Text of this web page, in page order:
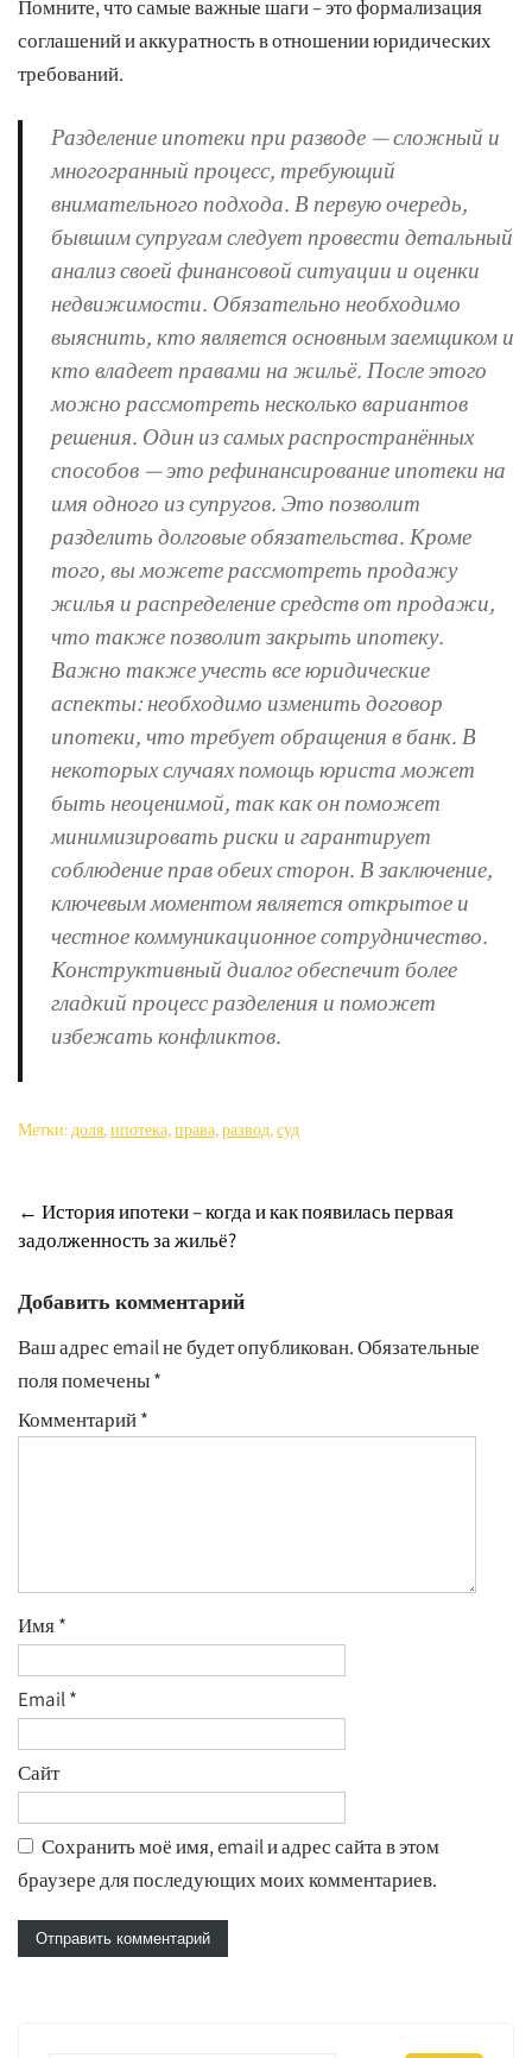
Помните, что самые важные шаги – это формализация
соглашений и аккуратность в отношении юридических
требований.
Разделение ипотеки при разводе — сложный и
многогранный процесс, требующий
внимательного подхода. В первую очередь,
бывшим супругам следует провести детальный
анализ своей финансовой ситуации и оценки
недвижимости. Обязательно необходимо
выяснить, кто является основным заемщиком и
кто владеет правами на жильё. После этого
можно рассмотреть несколько вариантов
решения. Один из самых распространённых
способов — это рефинансирование ипотеки на
имя одного из супругов. Это позволит
разделить долговые обязательства. Кроме
того, вы можете рассмотреть продажу
жилья и распределение средств от продажи,
что также позволит закрыть ипотеку.
Важно также учесть все юридические
аспекты: необходимо изменить договор
ипотеки, что требует обращения в банк. В
некоторых случаях помощь юриста может
быть неоценимой, так как он поможет
минимизировать риски и гарантирует
соблюдение прав обеих сторон. В заключение,
ключевым моментом является открытое и
честное коммуникационное сотрудничество.
Конструктивный диалог обеспечит более
гладкий процесс разделения и поможет
избежать конфликтов.
Метки:доля,ипотека,права,развод,суд
Навигация
по
записям
← История ипотеки – когда и как появилась первая
задолженность за жильё?
Добавить комментарий
Ваш адрес email не будет опубликован.Обязательные
поля помечены*
Комментарий*
Имя*
Email*
Сайт
Сохранить моё имя, email и адрес сайта в этом
браузере для последующих моих комментариев.